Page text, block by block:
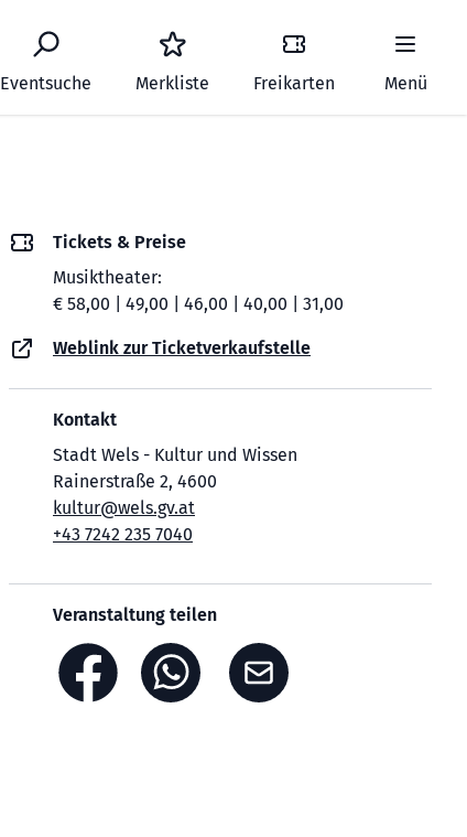
Eventsuche Merkliste Freikarten Menü
Tickets & Preise
Musiktheater:
€ 58,00 | 49,00 | 46,00 | 40,00 | 31,00
Weblink zur Ticketverkaufstelle
Kontakt
Stadt Wels - Kultur und Wissen
Rainerstraße 2, 4600
kultur@wels.gv.at
+43 7242 235 7040
Veranstaltung teilen